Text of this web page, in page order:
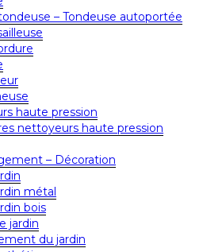
– Tondeuse autoportée
haute pression
nettoyeurs haute pression
– Décoration
métal
bois
jardin
du jardin